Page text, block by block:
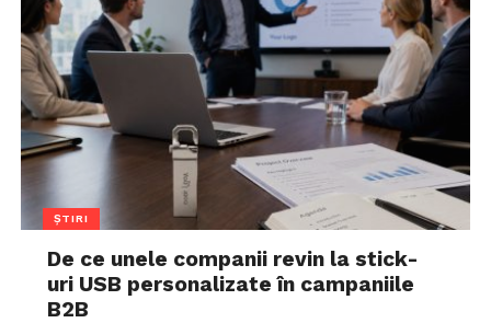
ȘTIRI
De ce unele companii revin la stick-
uri USB personalizate în campaniile
B2B